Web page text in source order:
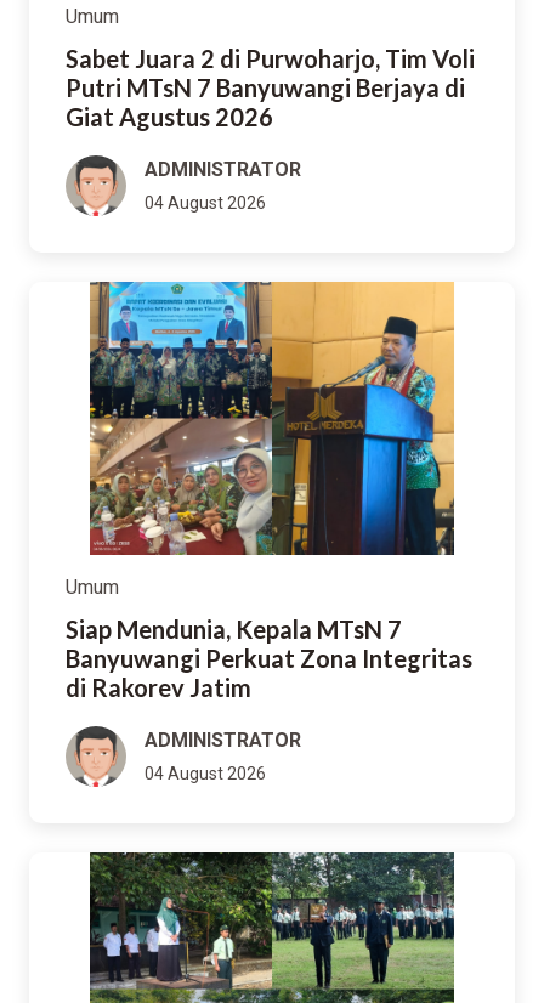
Umum
Sabet Juara 2 di Purwoharjo, Tim Voli
Putri MTsN 7 Banyuwangi Berjaya di
Giat Agustus 2026
ADMINISTRATOR
04 August 2026
Umum
Siap Mendunia, Kepala MTsN 7
Banyuwangi Perkuat Zona Integritas
di Rakorev Jatim
ADMINISTRATOR
04 August 2026